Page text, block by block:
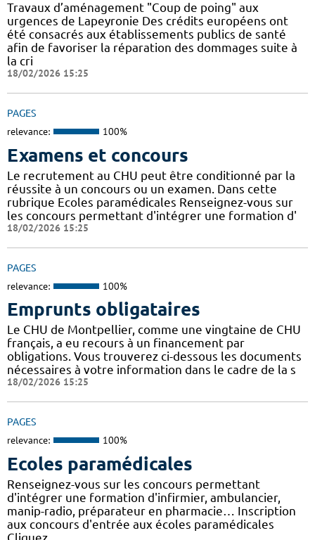
Travaux d’aménagement "Coup de poing" aux
urgences de Lapeyronie Des crédits européens ont
été consacrés aux établissements publics de santé
afin de favoriser la réparation des dommages suite à
la cri
18/02/2026 15:25
PAGES
relevance: 100%
Examens et concours
Le recrutement au CHU peut être conditionné par la
réussite à un concours ou un examen. Dans cette
rubrique Ecoles paramédicales Renseignez-vous sur
les concours permettant d'intégrer une formation d'
18/02/2026 15:25
PAGES
relevance: 100%
Emprunts obligataires
Le CHU de Montpellier, comme une vingtaine de CHU
français, a eu recours à un financement par
obligations. Vous trouverez ci-dessous les documents
nécessaires à votre information dans le cadre de la s
18/02/2026 15:25
PAGES
relevance: 100%
Ecoles paramédicales
Renseignez-vous sur les concours permettant
d'intégrer une formation d'infirmier, ambulancier,
manip-radio, préparateur en pharmacie… Inscription
aux concours d'entrée aux écoles paramédicales